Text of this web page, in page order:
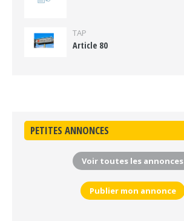
TAP
Article 80
PETITES ANNONCES
Voir toutes les annonces
Publier mon annonce